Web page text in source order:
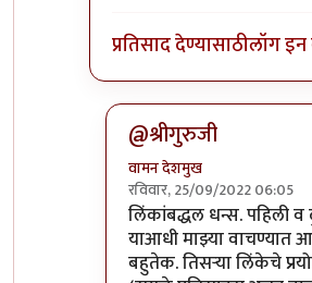
प्रतिसाद देण्यासाठीलॉग इन
@श्रीगुरुजी
वामन देशमुख
रविवार, 25/09/2022 06:05
In reply toडार्विन ३by
लिंकांबद्धल धन्स. पहिली
याआधी माझ्या वाचण्यात
बहुतेक. तिसऱ्या लिंकेचे